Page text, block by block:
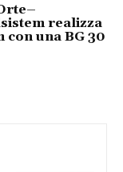
realizza
con una BG 30